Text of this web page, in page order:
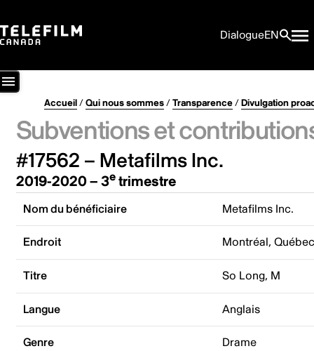
DialogueEN
Accueil/Qui nous sommes/Transparence/Divulgation
Subventions et
#17562 – Metafilms Inc.
2019-2020 – 3etrimestre
Nom du bénéficiaire Metafilms Inc.
Endroit Montréal,
Titre So Long, M
Langue Anglais
Genre Drame